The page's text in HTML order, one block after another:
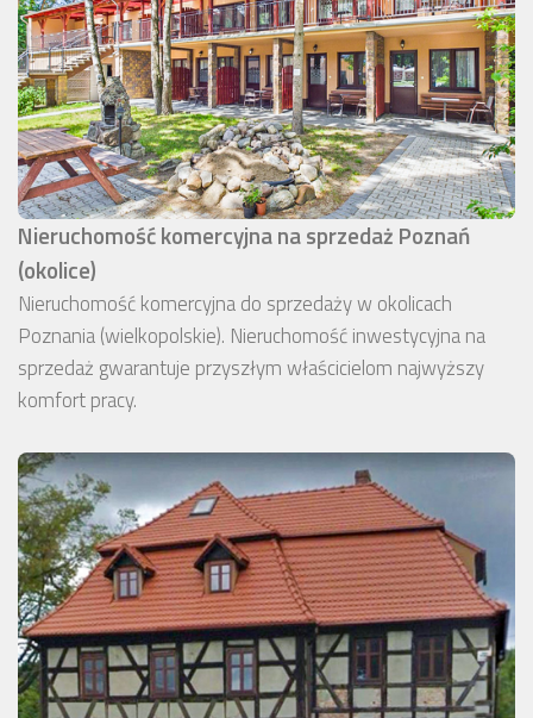
Nieruchomość komercyjna na sprzedaż Poznań
(okolice)
Nieruchomość komercyjna do sprzedaży w okolicach
Poznania (wielkopolskie). Nieruchomość inwestycyjna na
sprzedaż gwarantuje przyszłym właścicielom najwyższy
komfort pracy.